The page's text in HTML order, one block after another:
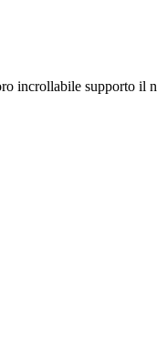
incrollabile supporto il